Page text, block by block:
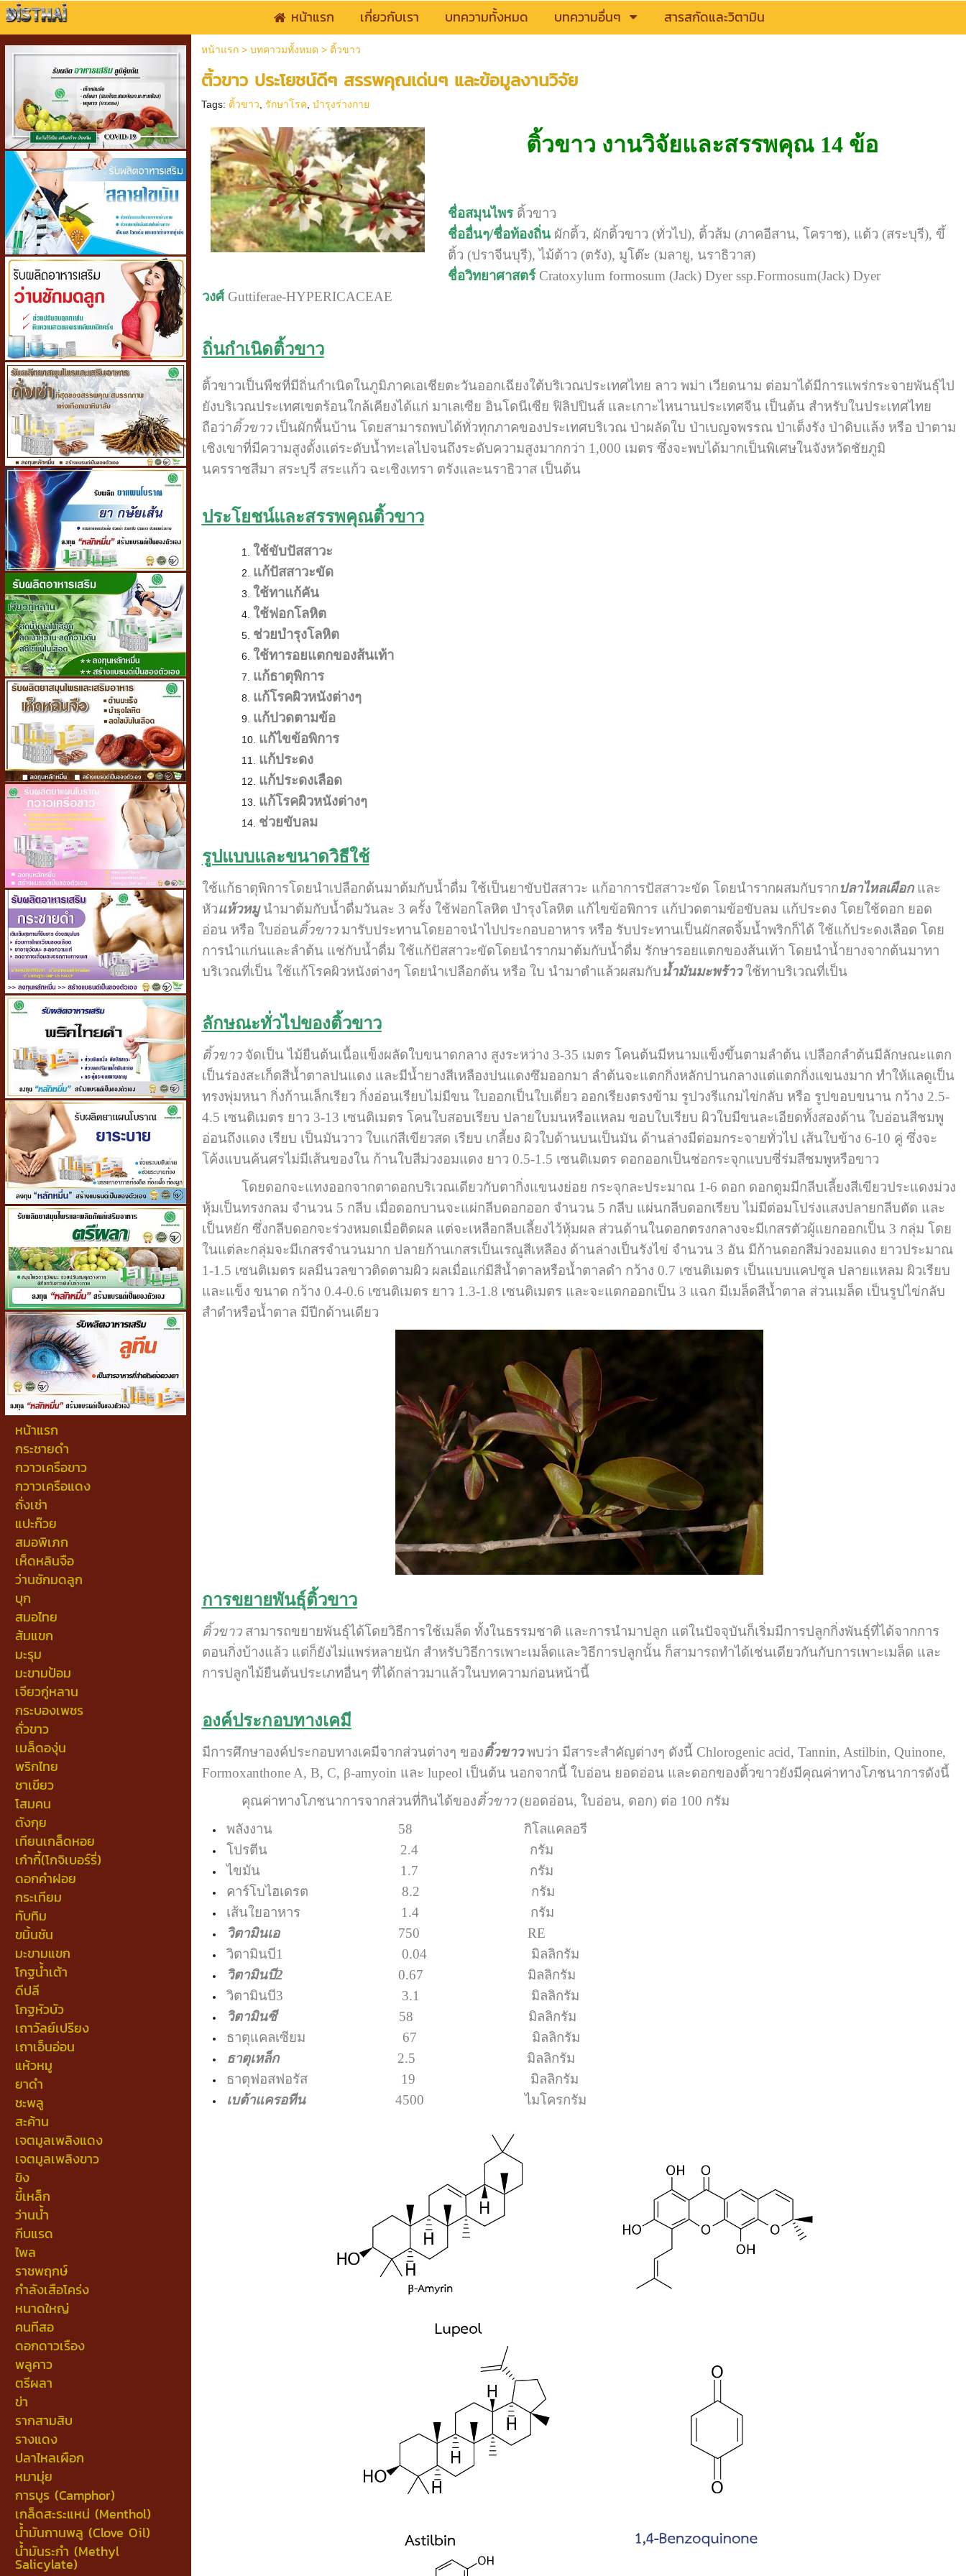
หน้าแรก เกี่ยวกับเรา บทความทั้งหมด บทความอื่นๆ สารสกัดและวิตามิน
หน้าแรก
กระชายดำ
กวาวเครือขาว
กวาวเครือแดง
ถั่งเช่า
แปะก๊วย
สมอพิเภก
เห็ดหลินจือ
ว่านชักมดลูก
บุก
สมอไทย
ส้มแขก
มะรุม
มะขามป้อม
เจียวกู่หลาน
กระบองเพชร
ถั่วขาว
เมล็ดองุ่น
พริกไทย
ชาเขียว
โสมคน
ตังกุย
เทียนเกล็ดหอย
เก๋ากี้(โกจิเบอร์รี่)
ดอกคำฝอย
กระเทียม
ทับทิม
ขมิ้นชัน
มะขามแขก
โกฐน้ำเต้า
ดีปลี
โกฐหัวบัว
เถาวัลย์เปรียง
เถาเอ็นอ่อน
แห้วหมู
ยาดำ
ชะพลู
สะค้าน
เจตมูลเพลิงแดง
เจตมูลเพลิงขาว
ขิง
ขี้เหล็ก
ว่านน้ำ
กีบแรด
ไพล
ราชพฤกษ์
กำลังเสือโคร่ง
หนาดใหญ่
คนทีสอ
ดอกดาวเรือง
พลูคาว
ตรีผลา
ข่า
รากสามสิบ
รางแดง
ปลาไหลเผือก
หมามุ่ย
การบูร (Camphor)
เกล็ดสะระแหน่ (Menthol)
น้ำมันกานพลู (Clove Oil)
น้ำมันระกำ (Methyl
Salicylate)
หน้าแรก> บทคาวมทั้งหมด > ติ้วขาว
ติ้วขาว ประโยชน์ดีๆ สรรพคุณเด่นๆ และข้อมูลงานวิจัย
Tags: ติ้วขาว ,รักษาโรค ,บำรุงร่างกาย
ติ้วขาว งานวิจัยและสรรพคุณ 14 ข้อ
ชื่อสมุนไพรติ้วขาว
ชื่ออื่นๆ/ชื่อท้องถิ่นผักติ้ว, ผักติ้วขาว (ทั่วไป), ติ้วส้ม (ภาคอีสาน, โคราช), แต้ว (สระบุรี), ขึ้
ติ้ว (ปราจีนบุรี), ไม้ต้าว (ตรัง), มูโต๊ะ (มลายู, นราธิวาส)
ชื่อวิทยาศาสตร์Cratoxylum formosum (Jack) Dyer ssp.Formosum(Jack) Dyer
วงศ์Guttiferae-HYPERICACEAE
ถิ่นกำเนิดติ้วขาว
ติ้วขาวเป็นพืชที่มีถิ่นกำเนิดในภูมิภาคเอเชียตะวันออกเฉียงใต้บริเวณประเทศไทย ลาว พม่า เวียดนาม ต่อมาได้มีการแพร่กระจายพันธุ์ไป
ยังบริเวณประเทศเขตร้อนใกล้เคียงได้แก่ มาเลเซีย อินโดนีเซีย ฟิลิปปินส์ และเกาะไหนานประเทศจีน เป็นต้น สำหรับในประเทศไทย
ถือว่าติ้วขาว เป็นผักพื้นบ้าน โดยสามารถพบได้ทั่วทุกภาคของประเทศบริเวณ ป่าผลัดใบ ป่าเบญจพรรณ ป่าเต็งรัง ป่าดิบแล้ง หรือ ป่าตาม
เชิงเขาที่มีความสูงตั้งแต่ระดับน้ำทะเลไปจนถึงระดับความสูงมากกว่า 1,000 เมตร ซึ่งจะพบได้มากเป็นพิเศษในจังหวัดชัยภูมิ
นครราชสีมา สระบุรี สระแก้ว ฉะเชิงเทรา ตรังและนราธิวาส เป็นต้น
ประโยชน์และสรรพคุณติ้วขาว
ใช้ขับปัสสาวะ
แก้ปัสสาวะขัด
ใช้ทาแก้คัน
ใช้ฟอกโลหิต
ช่วยบำรุงโลหิต
ใช้ทารอยแตกของส้นเท้า
แก้ธาตุพิการ
แก้โรคผิวหนังต่างๆ
แก้ปวดตามข้อ
แก้ไขข้อพิการ
แก้ประดง
แก้ประดงเลือด
แก้โรคผิวหนังต่างๆ
ช่วยขับลม
รูปแบบและขนาดวิธีใช้
ใช้แก้ธาตุพิการโดยนำเปลือกต้นมาต้มกับน้ำดื่ม ใช้เป็นยาขับปัสสาวะ แก้อาการปัสสาวะขัด โดยนำรากผสมกับรากปลาไหลเผือกและ
หัวแห้วหมูนำมาต้มกับน้ำดื่มวันละ 3 ครั้ง ใช้ฟอกโลหิต บำรุงโลหิต แก้ไขข้อพิการ แก้ปวดตามข้อขับลม แก้ประดง โดยใช้ดอก ยอด
อ่อน หรือ ใบอ่อนติ้วขาว มารับประทานโดยอาจนำไปประกอบอาหาร หรือ รับประทานเป็นผักสดจิ้มน้ำพริกก็ได้ ใช้แก้ประดงเลือด โดย
การนำแก่นและลำต้น แช่กับน้ำดื่ม ใช้แก้ปัสสาวะขัดโดยนำรากมาต้มกับน้ำดื่ม รักษารอยแตกของส้นเท้า โดยนำน้ำยางจากต้นมาทา
บริเวณที่เป็น ใช้แก้โรคผิวหนังต่างๆ โดยนำเปลือกต้น หรือ ใบ นำมาตำแล้วผสมกับน้ำมันมะพร้าวใช้ทาบริเวณที่เป็น
ลักษณะทั่วไปของติ้วขาว
ติ้วขาว จัดเป็น ไม้ยืนต้นเนื้อแข็งผลัดใบขนาดกลาง สูงระหว่าง 3-35 เมตร โคนต้นมีหนามแข็งขึ้นตามลำต้น เปลือกลำต้นมีลักษณะแตก
เป็นร่องสะเก็ดสีน้ำตาลปนแดง และมีน้ำยางสีเหลืองปนแดงซึมออกมา ลำต้นจะแตกกิ่งหลักปานกลางแต่แตกกิ่งแขนงมาก ทำให้แลดูเป็น
ทรงพุ่มหนา กิ่งก้านเล็กเรียว กิ่งอ่อนเรียบไม่มีขน ใบออกเป็นใบเดี่ยว ออกเรียงตรงข้าม รูปวงรีแกมไข่กลับ หรือ รูปขอบขนาน กว้าง 2.5-
4.5 เซนติเมตร ยาว 3-13 เซนติเมตร โคนใบสอบเรียบ ปลายใบมนหรือแหลม ขอบใบเรียบ ผิวใบมีขนละเอียดทั้งสองด้าน ใบอ่อนสีชมพู
อ่อนถึงแดง เรียบ เป็นมันวาว ใบแก่สีเขียวสด เรียบ เกลี้ยง ผิวใบด้านบนเป็นมัน ด้านล่างมีต่อมกระจายทั่วไป เส้นใบข้าง 6-10 คู่ ซึ่งจะ
โค้งแบนค้นศรไม่มีเส้นของใน ก้านใบสีม่วงอมแดง ยาว 0.5-1.5 เซนติเมตร ดอกออกเป็นช่อกระจุกแบบซี่ร่มสีชมพูหรือขาว
โดยดอกจะแทงออกจากตาดอกบริเวณเดียวกับตากิ่งแขนงย่อย กระจุกละประมาณ 1-6 ดอก ดอกตูมมีกลีบเลี้ยงสีเขียวประแดงม่วง
หุ้มเป็นทรงกลม จำนวน 5 กลีบ เมื่อดอกบานจะแผ่กลีบดอกออก จำนวน 5 กลีบ แผ่นกลีบดอกเรียบ ไม่มีต่อมโปร่งแสงปลายกลีบตัด และ
เป็นหยัก ซึ่งกลีบดอกจะร่วงหมดเมื่อติดผล แต่จะเหลือกลีบเลี้ยงไว้หุ้มผล ส่วนด้านในดอกตรงกลางจะมีเกสรตัวผู้แยกออกเป็น 3 กลุ่ม โดย
ในแต่ละกลุ่มจะมีเกสรจำนวนมาก ปลายก้านเกสรเป็นเรณูสีเหลือง ด้านล่างเป็นรังไข่ จำนวน 3 อัน มีก้านดอกสีม่วงอมแดง ยาวประมาณ
1-1.5 เซนติเมตร ผลมีนวลขาวติดตามผิว ผลเมื่อแก่มีสีน้ำตาลหรือน้ำตาลดำ กว้าง 0.7 เซนติเมตร เป็นแบบแคปซูล ปลายแหลม ผิวเรียบ
และแข็ง ขนาด กว้าง 0.4-0.6 เซนติเมตร ยาว 1.3-1.8 เซนติเมตร และจะแตกออกเป็น 3 แฉก มีเมล็ดสีน้ำตาล ส่วนเมล็ด เป็นรูปไข่กลับ
สำดำหรือน้ำตาล มีปีกด้านเดียว
การขยายพันธุ์ติ้วขาว
ติ้วขาว สามารถขยายพันธุ์ได้โดยวิธีการใช้เมล็ด ทั้งในธรรมชาติ และการนำมาปลูก แต่ในปัจจุบันก็เริ่มมีการปลูกกิ่งพันธุ์ที่ได้จากการ
ตอนกิ่งบ้างแล้ว แต่ก็ยังไม่แพร่หลายนัก สำหรับวิธีการเพาะเมล็ดและวิธีการปลูกนั้น ก็สามารถทำได้เช่นเดียวกันกับการเพาะเมล็ด และ
การปลูกไม้ยืนต้นประเภทอื่นๆ ที่ได้กล่าวมาแล้วในบทความก่อนหน้านี้
องค์ประกอบทางเคมี
มีการศึกษาองค์ประกอบทางเคมีจากส่วนต่างๆ ของติ้วขาวพบว่า มีสาระสำคัญต่างๆ ดังนี้ Chlorogenic acid, Tannin, Astilbin, Quinone,
Formoxanthone A, B, C, β-amyoin และ lupeol เป็นต้น นอกจากนี้ ใบอ่อน ยอดอ่อน และดอกของติ้วขาวยังมีคุณค่าทางโภชนาการดังนี้
คุณค่าทางโภชนาการจากส่วนที่กินได้ของติ้วขาว (ยอดอ่อน, ใบอ่อน, ดอก) ต่อ 100 กรัม
พลังงาน 58 กิโลแคลอรี
โปรตีน 2.4 กรัม
ไขมัน 1.7 กรัม
คาร์โบไฮเดรต 8.2 กรัม
เส้นใยอาหาร 1.4 กรัม
วิตามินเอ
750 RE
วิตามินบี1 0.04 มิลลิกรัม
วิตามินบี2 0.67 มิลลิกรัม
วิตามินบี3 3.1 มิลลิกรัม
วิตามินซี58 มิลลิกรัม
ธาตุแคลเซียม 67 มิลลิกรัม
ธาตุเหล็ก2.5 มิลลิกรัม
ธาตุฟอสฟอรัส 19 มิลลิกรัม
เบต้าแครอทีน4500 ไมโครกรัม